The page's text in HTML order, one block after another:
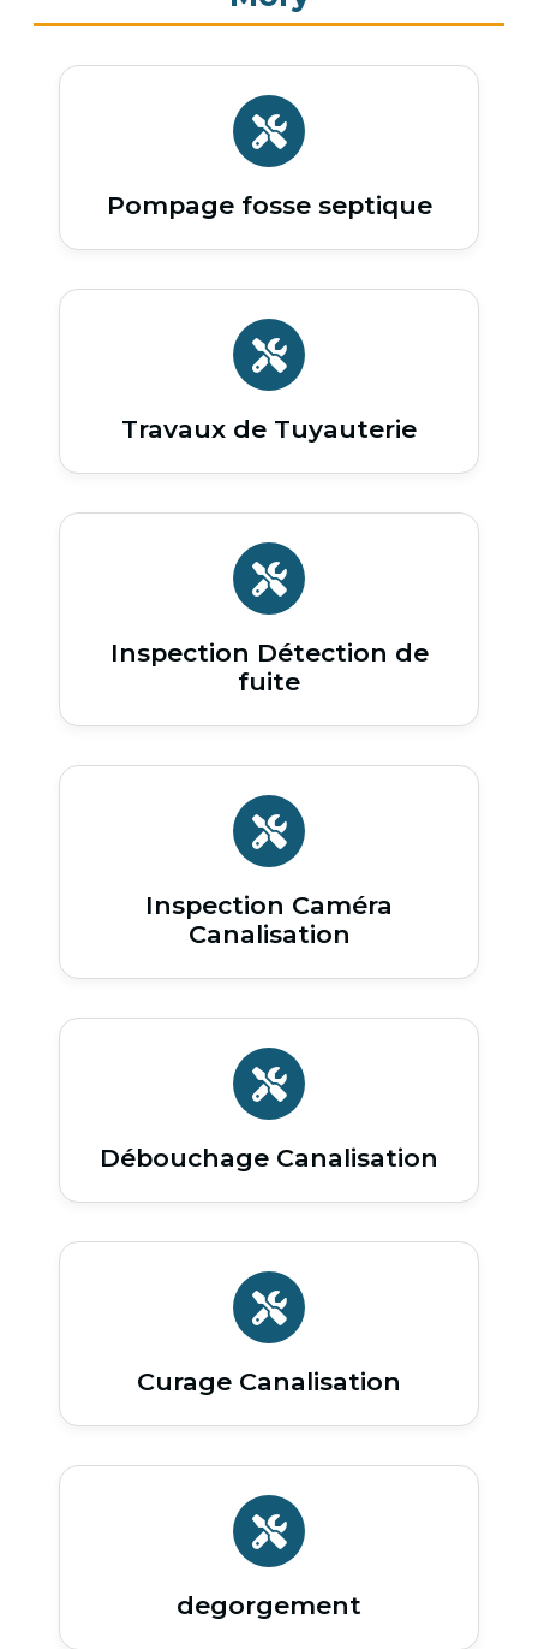
Pompage fosse septique
Travaux de Tuyauterie
Inspection Détection de
fuite
Inspection Caméra
Canalisation
Débouchage Canalisation
Curage Canalisation
degorgement